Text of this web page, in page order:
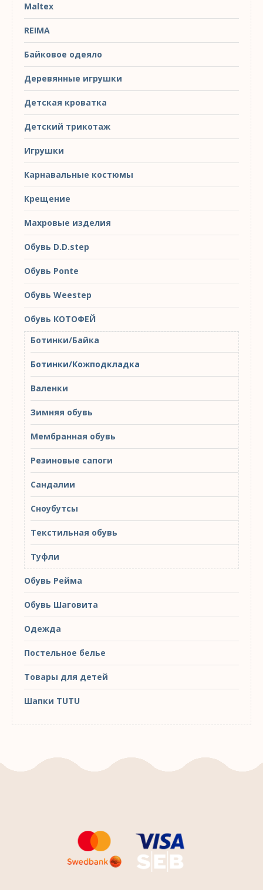
Maltex
REIMA
Байковое одеяло
Деревянные игрушки
Детская кроватка
Детский трикотаж
Игрушки
Карнавальные костюмы
Крещение
Махровые изделия
Обувь D.D.step
Обувь Ponte
Обувь Weestep
Обувь КОТОФЕЙ
Ботинки/Байка
Ботинки/Кожподкладка
Валенки
Зимняя обувь
Мембранная обувь
Резиновые сапоги
Сандалии
Сноубутсы
Текстильная обувь
Туфли
Обувь Рейма
Обувь Шаговита
Одежда
Постельное белье
Товары для детей
Шапки TUTU